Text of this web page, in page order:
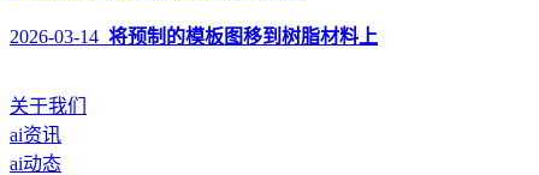
2026-03-14 将预制的模板图移到树脂材料上
关于我们
ai资讯
ai动态